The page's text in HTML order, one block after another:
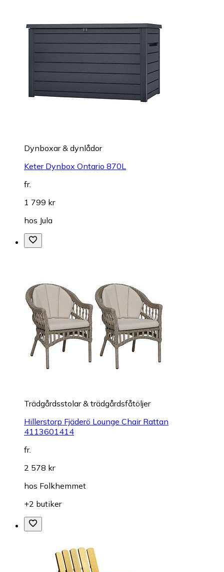
Dynboxar & dynlådor
Keter Dynbox Ontario 870L
fr.
1 799 kr
hos Jula
Trädgårdsstolar & trädgårdsfåtöljer
Hillerstorp Fjäderö Lounge Chair Rattan
4113601414
fr.
2 578 kr
hos Folkhemmet
+2 butiker